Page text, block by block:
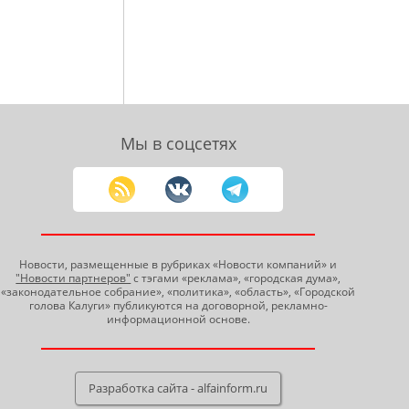
Мы в соцсетях
Новости, размещенные в рубриках «Новости компаний» и
"Новости партнеров" с тэгами «реклама», «городская дума»,
«законодательное собрание», «политика», «область», «Городской
голова Калуги» публикуются на договорной, рекламно-
информационной основе.
Разработка сайта - alfainform.ru